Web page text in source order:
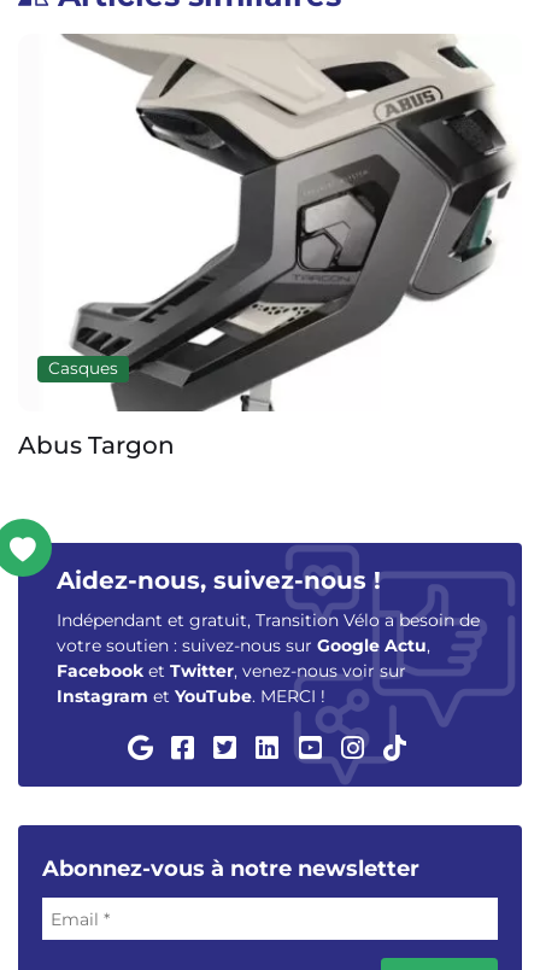
Casques
Abus Targon
Aidez-nous, suivez-nous !
Indépendant et gratuit, Transition Vélo a besoin de
votre soutien : suivez-nous sur Google Actu,
Facebook et Twitter, venez-nous voir sur
Instagram et YouTube. MERCI !
Abonnez-vous à notre newsletter